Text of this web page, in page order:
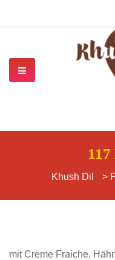
Khush Dil >
mit Creme Fraiche,